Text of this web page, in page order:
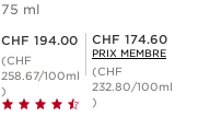
75 ml
CHF 194.00
(CHF
258.67/100ml
)
Prix Sérénité CHF 174.60
CHF 174.60
PRIX MEMBRE
(CHF
232.80/100ml
)